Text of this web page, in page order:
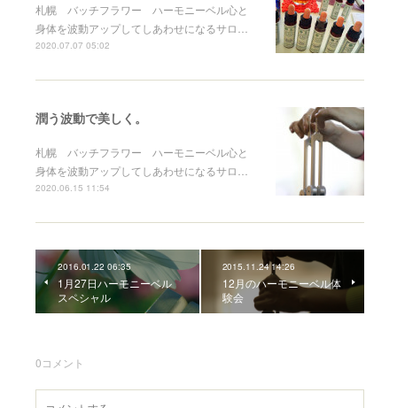
札幌 バッチフラワー ハーモニーベル心と
身体を波動アップしてしあわせになるサロ…
2020.07.07 05:02
潤う波動で美しく。
札幌 バッチフラワー ハーモニーベル心と
身体を波動アップしてしあわせになるサロ…
2020.06.15 11:54
2016.01.22 06:35
1月27日ハーモニーベル
スペシャル
2015.11.24 14:26
12月のハーモニーベル体
験会
0コメント